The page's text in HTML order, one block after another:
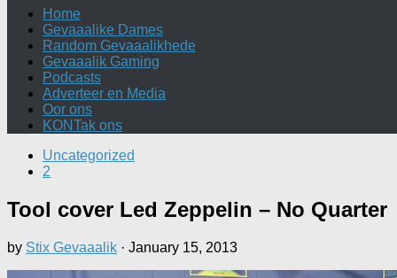
Home
Gevaaalike Dames
Random Gevaaalikhede
Gevaaalik Gaming
Podcasts
Adverteer en Media
Oor ons
KONTak ons
Uncategorized
2
Tool cover Led Zeppelin – No Quarter
by Stix Gevaaalik · January 15, 2013